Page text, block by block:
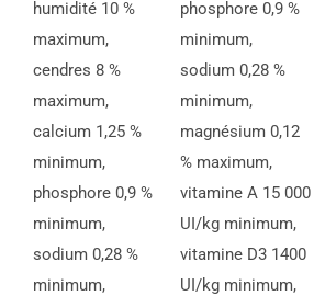
humidité 10 %
maximum,
cendres 8 %
maximum,
calcium 1,25 %
minimum,
phosphore 0,9 %
minimum,
sodium 0,28 %
minimum,
phosphore 0,9 %
minimum,
sodium 0,28 %
minimum,
magnésium 0,12
% maximum,
vitamine A 15 000
UI/kg minimum,
vitamine D3 1400
UI/kg minimum,